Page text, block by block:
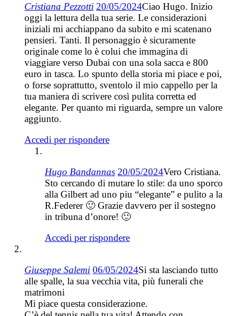
Cristiana Pezzotti 20/05/2024Ciao Hugo. Inizio
oggi la lettura della tua serie. Le considerazioni
iniziali mi acchiappano da subito e mi scatenano
pensieri. Tanti. Il personaggio è sicuramente
originale come lo è colui che immagina di
viaggiare verso Dubai con una sola sacca e 800
euro in tasca. Lo spunto della storia mi piace e poi,
o forse soprattutto, sventolo il mio cappello per la
tua maniera di scrivere così pulita corretta ed
elegante. Per quanto mi riguarda, sempre un valore
aggiunto.
Accedi per rispondere
Hugo Bandannas 20/05/2024Vero Cristiana.
Sto cercando di mutare lo stile: da uno sporco
alla Gilbert ad uno piu “elegante” e pulito a la
R.Federer 🙂 Grazie davvero per il sostegno
in tribuna d’onore! 🙂
Accedi per rispondere
Giuseppe Salemi 06/05/2024Si sta lasciando tutto
alle spalle, la sua vecchia vita, più funerali che
matrimoni
Mi piace questa considerazione.